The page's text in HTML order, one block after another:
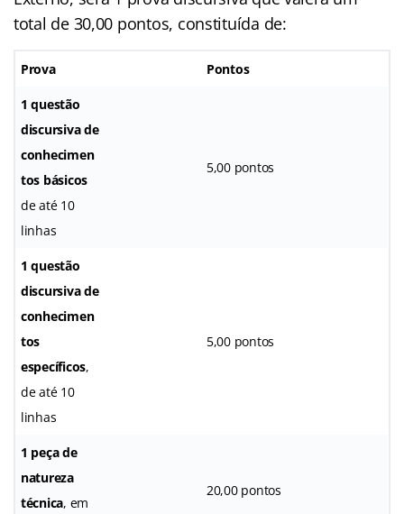
total de 30,00 pontos, constituída de:
Prova Pontos
1 questão
discursiva de
conhecimen
tos básicos
de até 10
linhas
5,00 pontos
1 questão
discursiva de
conhecimen
tos
específicos,
de até 10
linhas
5,00 pontos
1 peça de
natureza
técnica, em
20,00 pontos